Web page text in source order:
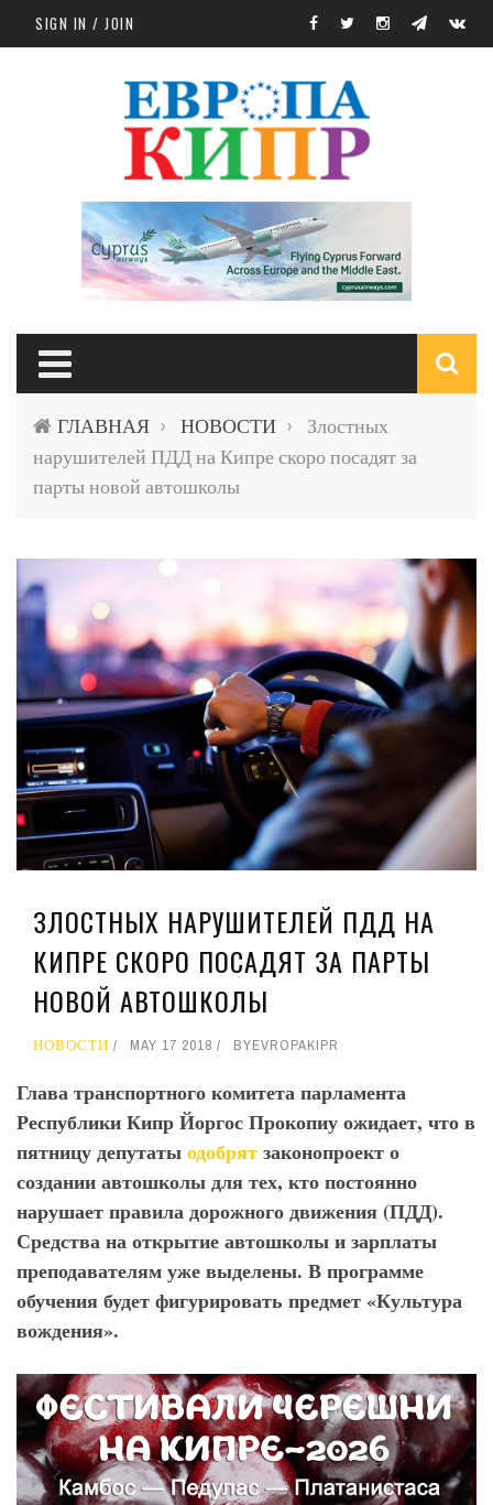
Skip to main content
SIGN IN / JOIN
ГЛАВНАЯ › НОВОСТИ ›
Злостных
нарушителей ПДД на Кипре скоро посадят за
парты новой автошколы
ЗЛОСТНЫХ НАРУШИТЕЛЕЙ ПДД НА
КИПРЕ СКОРО ПОСАДЯТ ЗА ПАРТЫ
НОВОЙ АВТОШКОЛЫ
НОВОСТИ MAY 17 2018 BYEVROPAKIPR
Глава транспортного комитета парламента
Республики Кипр Йоргос Прокопиу ожидает, что в
пятницу депутатыодобрятзаконопроект о
создании автошколы для тех, кто постоянно
нарушает правила дорожного движения (ПДД).
Средства на открытие автошколы и зарплаты
преподавателям уже выделены. В программе
обучения будет фигурировать предмет «Культура
вождения».